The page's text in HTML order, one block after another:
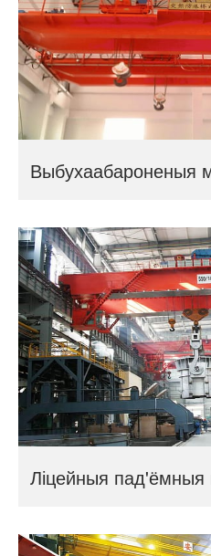
Выбухаабароненыя
Ліцейныя пад'ёмныя